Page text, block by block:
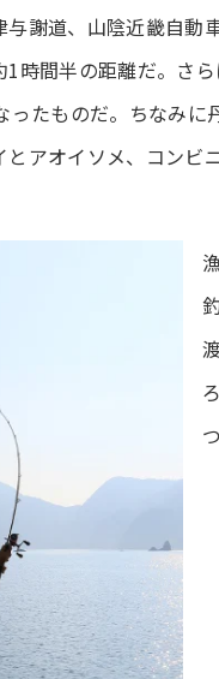
謝道、山陰近畿自動
時間半の距離だ。さ
ったものだ。ちなみ
アオイソメ、コン